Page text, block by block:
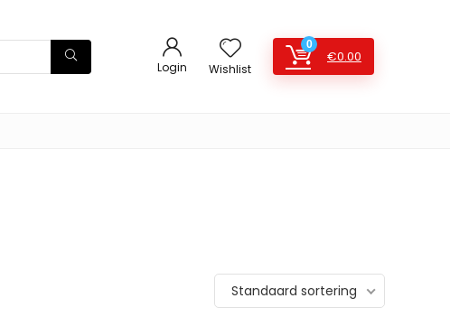
Login Wishlist
0
€0.00
Standaard sortering